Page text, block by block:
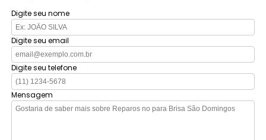
Digite seu nome
Digite seu email
Digite seu telefone
Mensagem